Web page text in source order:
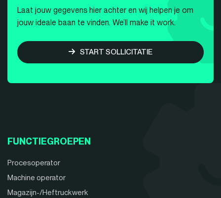
Laat jouw gegevens hier achter en wij helpen je om
jouw ideale baan te vinden. We’ll make it work.
START SOLLICITATIE
FUNCTIEGROEPEN
Procesoperator
Machine operator
Magazijn-/Heftruckwerk